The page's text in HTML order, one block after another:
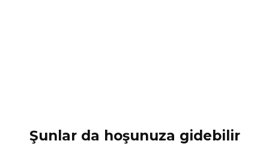
Şunlar da hoşunuza gidebilir